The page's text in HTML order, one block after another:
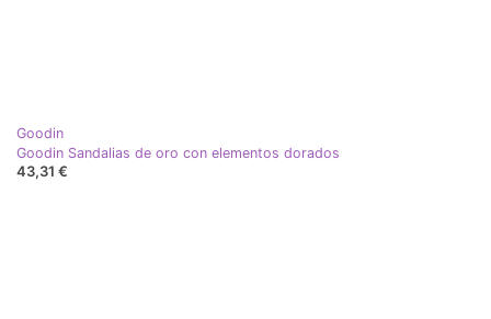
Goodin
Goodin Sandalias de oro con elementos dorados
43,31 €